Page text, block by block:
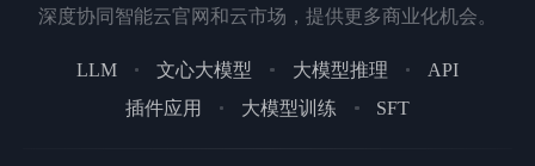
深度协同智能云官网和云市场，提供更多商业化机会。
LLM 文心大模型 大模型推理
API
插件应用
大模型训练 SFT